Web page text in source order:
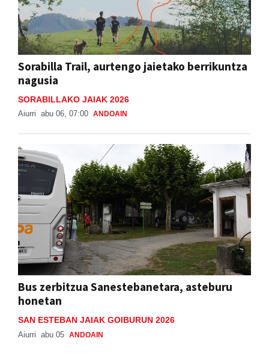
Sorabilla Trail, aurtengo jaietako berrikuntza
nagusia
SORABILLAKO JAIAK 2026
Aiurri abu 06, 07:00 ANDOAIN
Bus zerbitzua Sanestebanetara, asteburu
honetan
SAN ESTEBAN JAIAK GOIBURUN 2026
Aiurri abu 05 ANDOAIN